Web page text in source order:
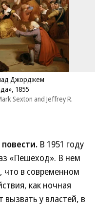
Джорджем
1855
Sexton and Jeffrey R.
В 1951 году
«Пешеход». В нем
что в современном
как ночная
вызвать у властей, в